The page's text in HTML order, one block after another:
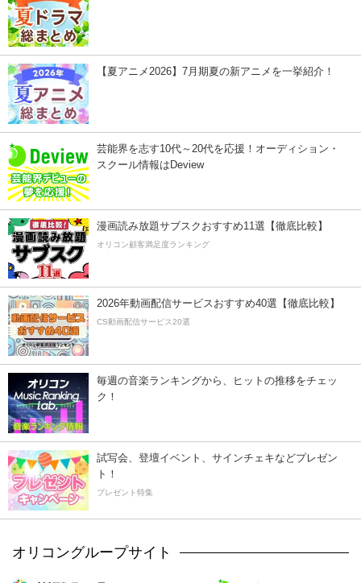
【夏アニメ2026】7月期夏の新アニメを一挙紹介！
芸能界を志す10代～20代を応援！オーディション・
スクール情報はDeview
漫画読み放題サブスクおすすめ11選【徹底比較】
オリコン顧客満足度ランキング
2026年動画配信サービスおすすめ40選【徹底比較】
CS動画配信サービス20選
毎週の音楽ランキングから、ヒットの推移をチェッ
ク！
試写会、登壇イベント、サインチェキなどプレゼン
ト！
プレゼント特集
オリコングループサイト